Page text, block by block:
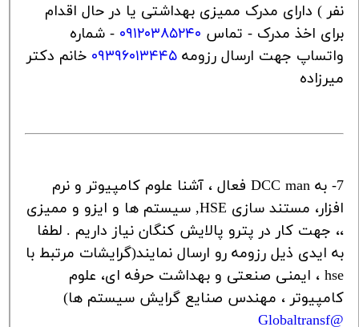
نفر ) دارای مدرک ممیزی بهداشتی یا در حال اقدام
برای اخذ مدرک - تماس ۰۹۱۲۰۳۸۵۲۴۰ - شماره
واتساپ جهت ارسال رزومه ۰۹۳۹۶۰۱۳۴۴۵ خانم دکتر
میرزاده
7- به DCC manفعال ، آشنا علوم کامپیوتر و نرم
افزار، مستند سازی HSE, سیستم ها و ایزو و ممیزی
،، جهت کار در پترو پالایش کنگان نیاز داریم . لطفا
به ایدی ذیل رزومه رو ارسال نمایند(گرایشات مرتبط با
hse، ایمنی صنعتی و بهداشت حرفه ای، علوم
کامپیوتر ، مهندس صنایع گرایش سیستم ها)
@
Globaltransf